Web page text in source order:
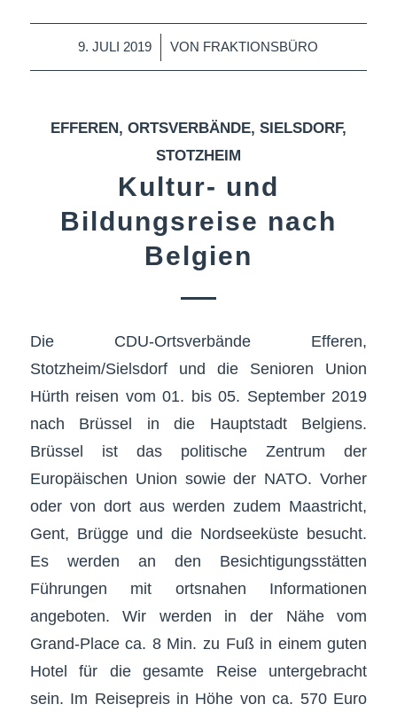
9. JULI 2019
/ VON FRAKTIONSBÜRO
EFFEREN, ORTSVERBÄNDE, SIELSDORF,
STOTZHEIM
Kultur- und
Bildungsreise nach
Belgien
Die CDU-Ortsverbände Efferen,
Stotzheim/Sielsdorf und die Senioren Union
Hürth reisen vom 01. bis 05. September 2019
nach Brüssel in die Hauptstadt Belgiens.
Brüssel ist das politische Zentrum der
Europäischen Union sowie der NATO. Vorher
oder von dort aus werden zudem Maastricht,
Gent, Brügge und die Nordseeküste besucht.
Es werden an den Besichtigungsstätten
Führungen mit ortsnahen Informationen
angeboten. Wir werden in der Nähe vom
Grand-Place ca. 8 Min. zu Fuß in einem guten
Hotel für die gesamte Reise untergebracht
sein. Im Reisepreis in Höhe von ca. 570 Euro